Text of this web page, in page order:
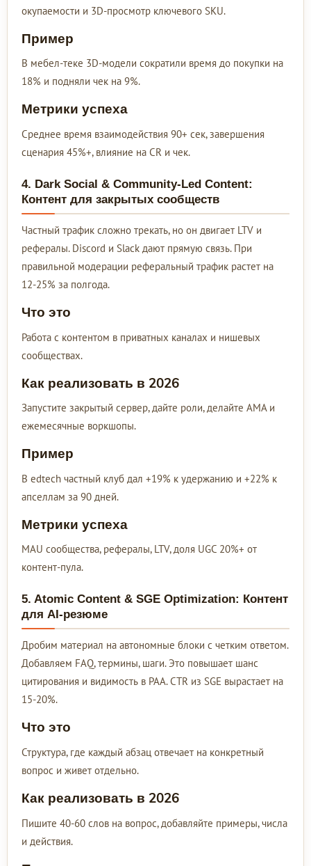
окупаемости и 3D-просмотр ключевого SKU.
Пример
В мебел-теке 3D-модели сократили время до покупки на
18% и подняли чек на 9%.
Метрики успеха
Среднее время взаимодействия 90+ сек, завершения
сценария 45%+, влияние на CR и чек.
4. Dark Social & Community-Led Content:
Контент для закрытых сообществ
Частный трафик сложно трекать, но он двигает LTV и
рефералы. Discord и Slack дают прямую связь. При
правильной модерации реферальный трафик растет на
12-25% за полгода.
Что это
Работа с контентом в приватных каналах и нишевых
сообществах.
Как реализовать в 2026
Запустите закрытый сервер, дайте роли, делайте AMA и
ежемесячные воркшопы.
Пример
В edtech частный клуб дал +19% к удержанию и +22% к
апселлам за 90 дней.
Метрики успеха
MAU сообщества, рефералы, LTV, доля UGC 20%+ от
контент-пула.
5. Atomic Content & SGE Optimization: Контент
для AI-резюме
Дробим материал на автономные блоки с четким ответом.
Добавляем FAQ, термины, шаги. Это повышает шанс
цитирования и видимость в PAA. CTR из SGE вырастает на
15-20%.
Что это
Структура, где каждый абзац отвечает на конкретный
вопрос и живет отдельно.
Как реализовать в 2026
Пишите 40-60 слов на вопрос, добавляйте примеры, числа
и действия.